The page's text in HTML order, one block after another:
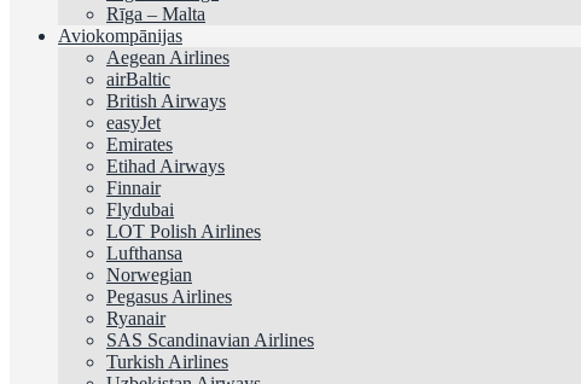
Rīga – Malta
Aviokompānijas
Aegean Airlines
airBaltic
British Airways
easyJet
Emirates
Etihad Airways
Finnair
Flydubai
LOT Polish Airlines
Lufthansa
Norwegian
Pegasus Airlines
Ryanair
SAS Scandinavian Airlines
Turkish Airlines